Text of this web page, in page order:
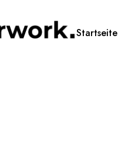
Startseite